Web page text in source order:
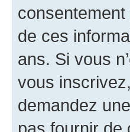
consentement
de ces
ans. Si vous
vous
demandez